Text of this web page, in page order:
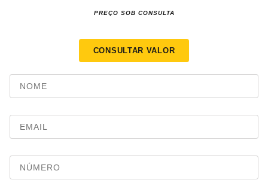
PREÇO SOB CONSULTA
CONSULTAR VALOR